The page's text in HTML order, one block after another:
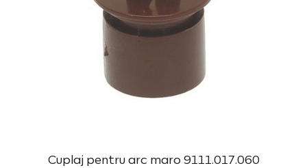
Cuplaj pentru arc maro 9111.017.060